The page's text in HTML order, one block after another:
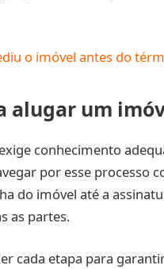
o imóvel antes do
alugar um
conhecimento
por esse processo
do imóvel até a
as partes.
cada etapa para